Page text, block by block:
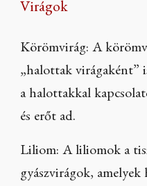
Virágok
Körömvirág: A
„halottak virágaként”
a halottakkal
és erőt ad.
Liliom: A liliomok a
gyászvirágok, amelyek